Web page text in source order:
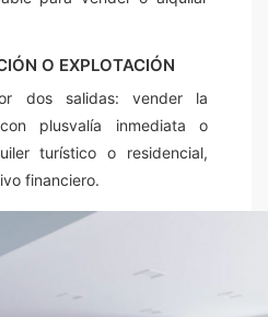
O EXPLOTACIÓN
dos salidas: vender la
plusvalía inmediata o
turístico o residencial,
financiero.